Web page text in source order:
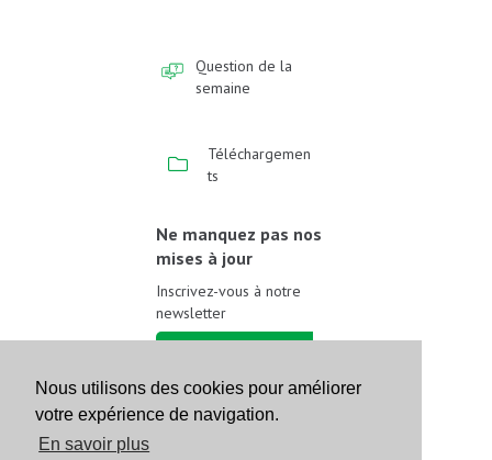
Nous utilisons des cookies pour améliorer
votre expérience de navigation.
En savoir plus
Question de la
semaine
Téléchargemen
ts
Ne manquez pas nos
mises à jour
Inscrivez-vous à notre
newsletter
Suivez-nous sur les